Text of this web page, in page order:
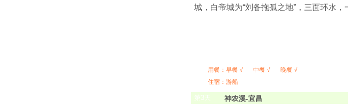
城，白帝城为“刘备拖孤之地”，三面环水
用餐： 早餐 √ 中餐 √
晚餐 √
住宿：游船
第3天 神农溪-宜昌